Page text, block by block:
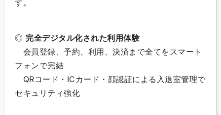
す。
◎ 完全デジタル化された利用体験
会員登録、予約、利用、決済まで全てをスマート
フォンで完結
QRコード・ICカード・顔認証による入退室管理で
セキュリティ強化